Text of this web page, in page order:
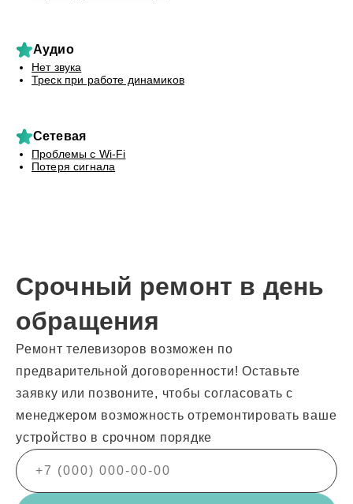
Аудио
Нет звука
Треск при работе динамиков
Сетевая
Проблемы с Wi-Fi
Потеря сигнала
Срочный ремонт в день
обращения
Ремонт телевизоров возможен по
предварительной договоренности! Оставьте
заявку или позвоните, чтобы согласовать с
менеджером возможность отремонтировать ваше
устройство в срочном порядке